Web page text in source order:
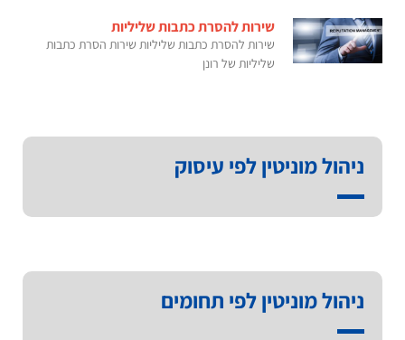
שירות להסרת כתבות שליליות
שירות להסרת כתבות שליליות שירות הסרת כתבות
שליליות של רונן
ניהול מוניטין לפי עיסוק
ניהול מוניטין לפי תחומים